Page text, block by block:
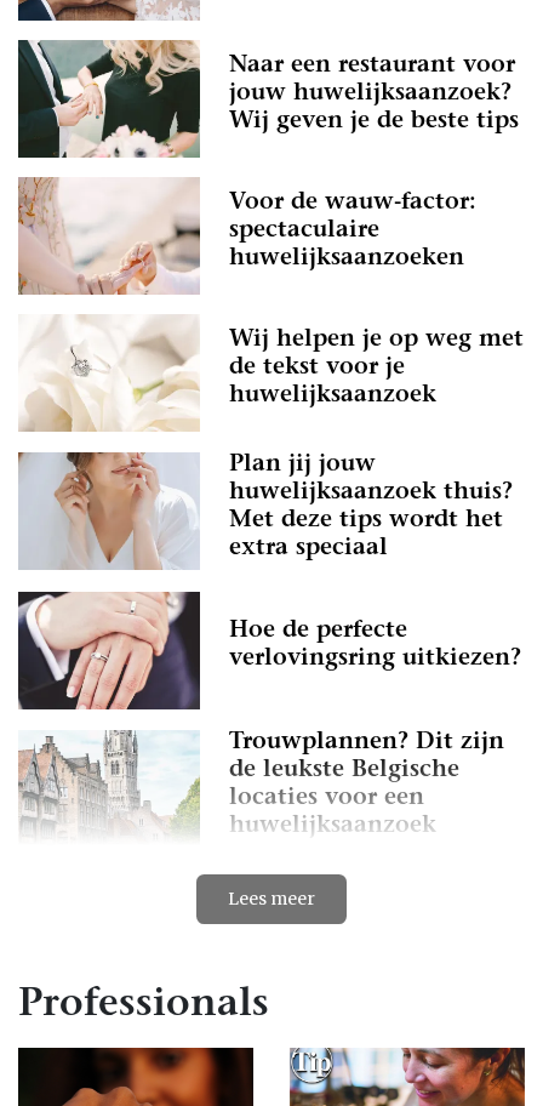
Professionals
Naar een restaurant voor
jouw huwelijksaanzoek?
Wij geven je de beste tips
Voor de wauw-factor:
spectaculaire
huwelijksaanzoeken
Wij helpen je op weg met
de tekst voor je
huwelijksaanzoek
Plan jij jouw
huwelijksaanzoek thuis?
Met deze tips wordt het
extra speciaal
Hoe de perfecte
verlovingsring uitkiezen?
Trouwplannen? Dit zijn
de leukste Belgische
locaties voor een
huwelijksaanzoek
Verlovingsringen met
kleurstenen, karaktervol
de perfecte
verlovingsring
Lees meer